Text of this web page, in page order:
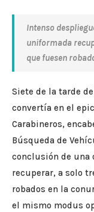
Intenso
uniformada
que fuesen
Siete de la tarde
convertía en el
Carabineros,
Búsqueda de
conclusión de
recuperar, a solo
robados en la
el mismo modus